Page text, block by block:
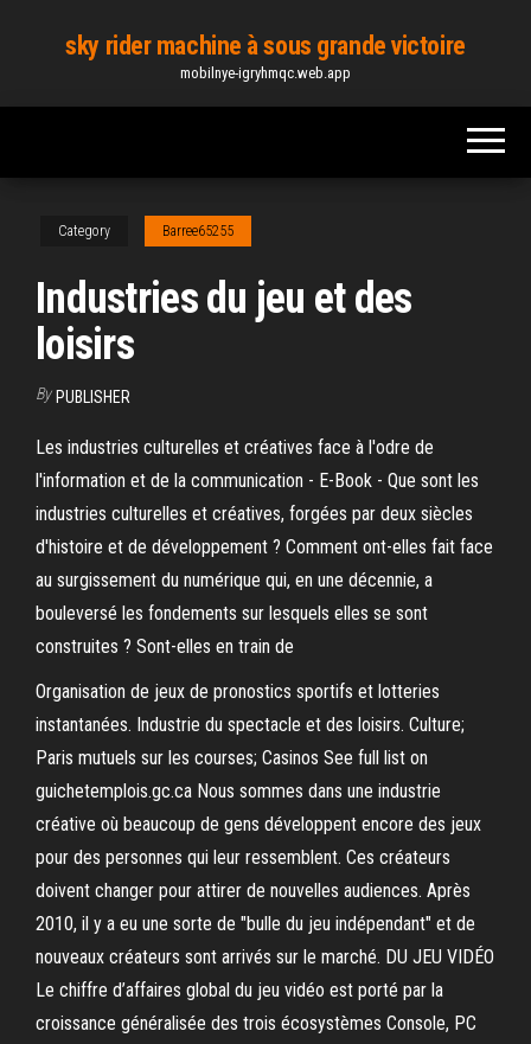
content
sky rider machine à sous grande victoire
mobilnye-igryhmqc.web.app
Category Barree65255
Industries du jeu et des
loisirs
By PUBLISHER
Les industries culturelles et créatives face à l'odre de
l'information et de la communication - E-Book - Que sont les
industries culturelles et créatives, forgées par deux siècles
d'histoire et de développement ? Comment ont-elles fait face
au surgissement du numérique qui, en une décennie, a
bouleversé les fondements sur lesquels elles se sont
construites ? Sont-elles en train de
Organisation de jeux de pronostics sportifs et lotteries
instantanées. Industrie du spectacle et des loisirs. Culture;
Paris mutuels sur les courses; Casinos See full list on
guichetemplois.gc.ca Nous sommes dans une industrie
créative où beaucoup de gens développent encore des jeux
pour des personnes qui leur ressemblent. Ces créateurs
doivent changer pour attirer de nouvelles audiences. Après
2010, il y a eu une sorte de "bulle du jeu indépendant" et de
nouveaux créateurs sont arrivés sur le marché. DU JEU VIDÉO
Le chiffre d’affaires global du jeu vidéo est porté par la
croissance généralisée des trois écosystèmes Console, PC